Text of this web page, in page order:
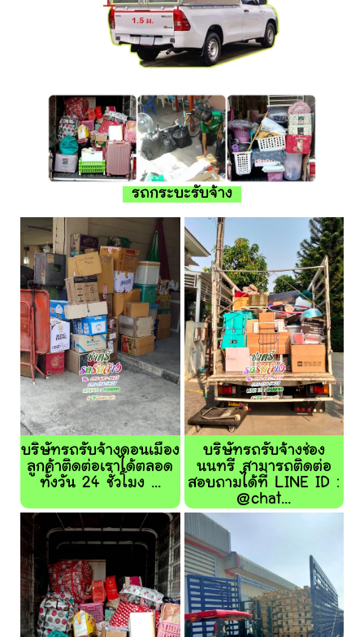
รถกระบะรับจ้าง
บริษัทรถรับจ้างดอนเมือง
ลูกค้าติดต่อเราได้ตลอด
ทั้งวัน 24 ชั่วโมง ...
บริษัทรถรับจ้างช่อง
นนทรี สามารถติดต่อ
สอบถามได้ที่ LINE ID :
@chat...